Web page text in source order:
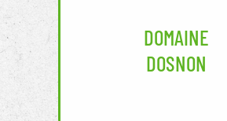
DOMAINE
DOSNON